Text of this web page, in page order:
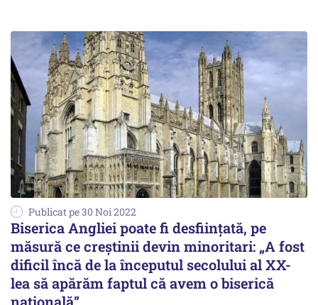
Publicat pe 30 Noi 2022
Biserica Angliei poate fi desființată, pe
măsură ce creștinii devin minoritari: „A fost
dificil încă de la începutul secolului al XX-
lea să apărăm faptul că avem o biserică